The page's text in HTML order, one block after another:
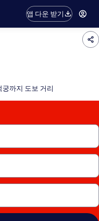
앱 다운 받기
까지 도보 거리